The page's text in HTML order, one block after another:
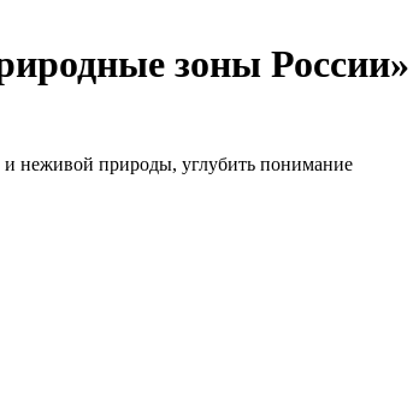
зоны России»
и неживой природы, углубить понимание